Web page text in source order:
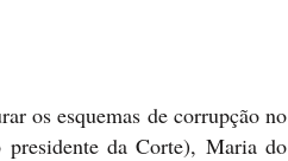
os esquemas de corrupção no
da Corte), Maria do